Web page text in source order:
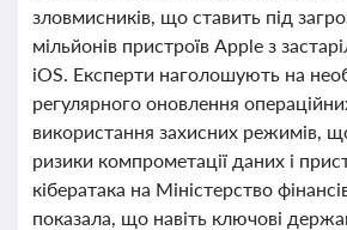
зловмисників, що ставить під
мільйонів пристроїв Apple з
iOS. Експерти наголошують на
регулярного оновлення
використання захисних режимів,
ризики компрометації даних і
кібератака на Міністерство
показала, що навіть ключові